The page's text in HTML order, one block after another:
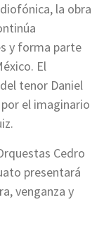
la obra
y forma parte
El
tenor Daniel
el imaginario
Cedro
presentará
venganza y